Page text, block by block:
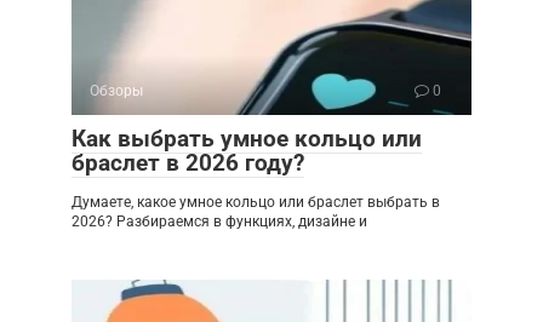
Обзоры 0
Как выбрать умное кольцо или
браслет в 2026 году?
Думаете, какое умное кольцо или браслет выбрать в
2026? Разбираемся в функциях, дизайне и